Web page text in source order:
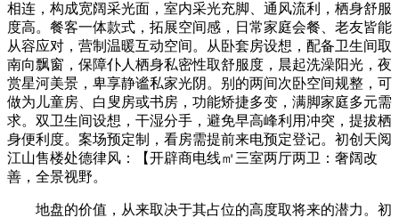
相连，构成宽阔采光面，室内采光充脚、通风流利，栖身舒服
度高。餐客一体款式，拓展空间感，日常家庭会餐、老友皆能
从容应对，营制温暖互动空间。从卧套房设想，配备卫生间取
南向飘窗，保障仆人栖身私密性取舒服度，晨起洗澡阳光，夜
赏星河美景，卑享静谧私家光阴。别的两间次卧空间规整，可
做为儿童房、白叟房或书房，功能矫捷多变，满脚家庭多元需
求。双卫生间设想，干湿分手，避免早高峰利用冲突，提拔栖
身便利度。案场预定制，看房需提前来电预定登记。初创天阅
江山售楼处德律风：【开辟商电线㎡三室两厅两卫：奢阔改
善，全景视野。
地盘的价值，从来取决于其占位的高度取将来的潜力。初